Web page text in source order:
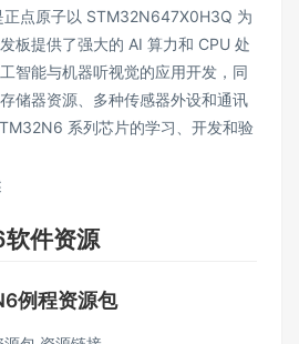
点原子以 STM32N647X0H3Q 为
板提供了强大的 AI 算力和 CPU 处
智能与机器听视觉的应用开发，同
储器资源、多种传感器外设和通讯
系列芯片的学习、开发和验
件资源
例程资源包